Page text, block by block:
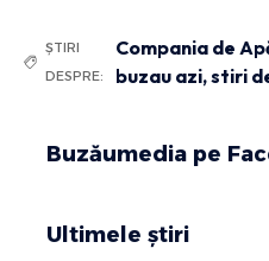
ȘTIRI
DESPRE:
Compania de
buzau azi,stiri
Buzăumedia pe
Ultimele știri